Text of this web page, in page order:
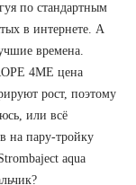
по стандартным
в интернете. А
времена.
4ME цена
рост, поэтому
или всё
на пару-тройку
aqua